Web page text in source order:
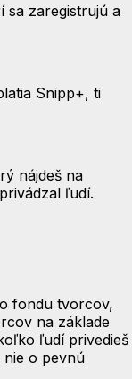
sa zaregistrujú a
Snipp+, ti
nájdeš na
ľudí.
fondu tvorcov,
na základe
ľudí privedieš
o pevnú